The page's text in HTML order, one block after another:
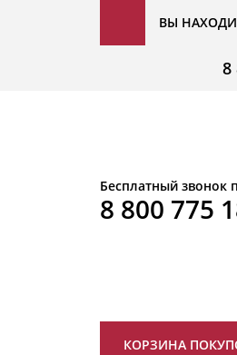
ВЫ
8
Бесплатный звонок
8 800 775
КОРЗИНА